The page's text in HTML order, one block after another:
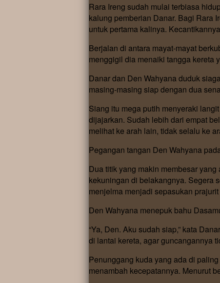
Rara Ireng sudah mulai terbiasa
kalung pemberian Danar. Bagi Rara
untuk pertama kalinya.
Berjalan di antara mayat-mayat
menggigil dia menaiki tangga kereta
Danar dan Den Wahyana duduk
masing-masing siap dengan dua
Siang itu mega putih menyeraki
dijajarkan. Sudah lebih dari empat
melihat ke arah lain, tidak selalu ke
Pegangan tangan Den Wahyana
Dua titik yang makin membesar
kekuningan di belakangnya. Segera
menjelma menjadi sepasukan
Den Wahyana menepuk bahu
“Ya, Den. Aku sudah siap,” kata
di lantai kereta, agar guncangannya
Penunggang kuda yang ada di
menambah kecepatannya. Menurut